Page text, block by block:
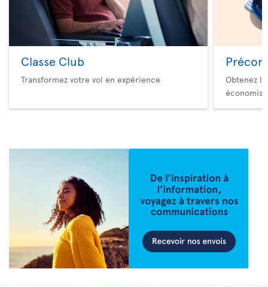
Classe Club
Transformez votre vol en expérience
Obtenez